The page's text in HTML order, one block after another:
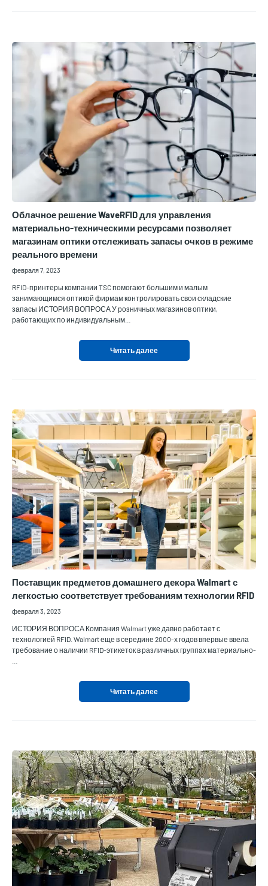
Облачное решение WaveRFID для управления
материально-техническими ресурсами позволяет
магазинам оптики отслеживать запасы очков в режиме
реального времени
февраля 7, 2023
RFID-принтеры компании TSC помогают большим и малым
занимающимся оптикой фирмам контролировать свои складские
запасы ИСТОРИЯ ВОПРОСА У розничных магазинов оптики,
работающих по индивидуальным…
Читать далее
Поставщик предметов домашнего декора Walmart с
легкостью соответствует требованиям технологии RFID
февраля 3, 2023
ИСТОРИЯ ВОПРОСА Компания Walmart уже давно работает с
технологией RFID. Walmart еще в середине 2000-х годов впервые ввела
требование о наличии RFID-этикеток в различных группах материально-
Читать далее